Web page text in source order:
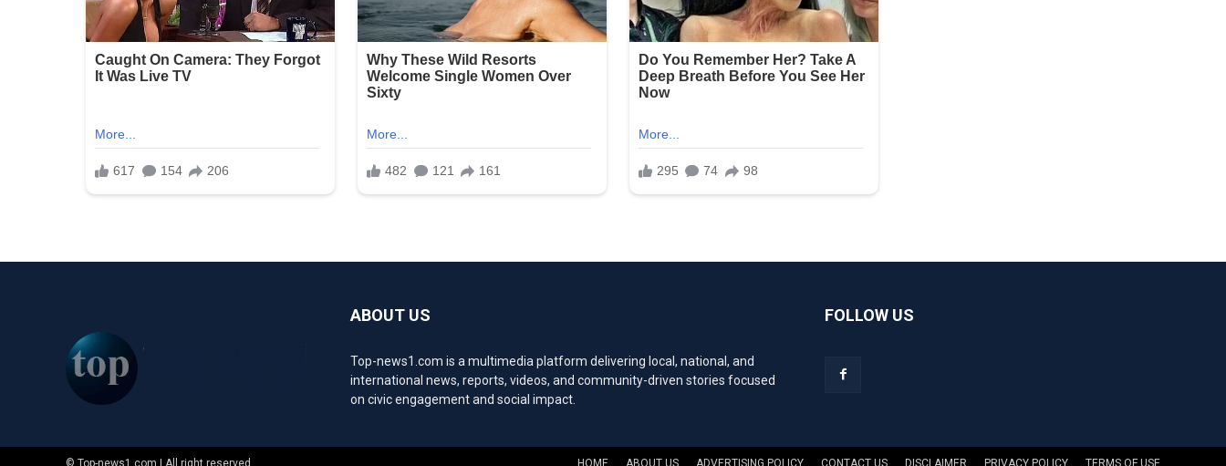
ABOUT US
Top-news1.com is a multimedia platform delivering local, national, and
international news, reports, videos, and community-driven stories focused
on civic engagement and social impact.
FOLLOW US
HOME ABOUT US ADVERTISING POLICY CONTACT US DISCLAIMER PRIVACY POLICY TERMS OF USE
© Top-news1.com | All right reserved